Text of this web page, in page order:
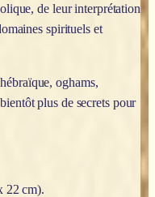
de leur interprétation
spirituels et
oghams,
plus de secrets pour
22 cm).